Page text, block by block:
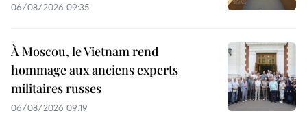
06/08/2026 09:35
À Moscou, le Vietnam rend
hommage aux anciens experts
militaires russes
06/08/2026 09:19